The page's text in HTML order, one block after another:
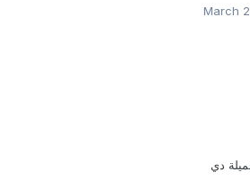
March
دي